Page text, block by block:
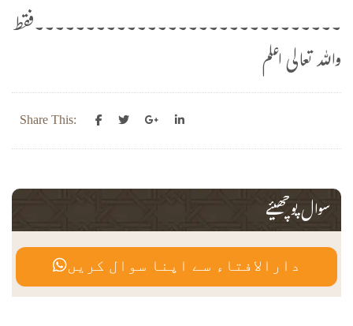
۔۔۔۔۔۔۔۔۔۔۔۔۔۔۔۔۔۔۔۔۔۔۔۔۔۔۔۔۔۔فقط
واللہ تعالی اعلم
Share This:
سوال پوچھیئے
دارالافتاء سے اپنا سوال کریں